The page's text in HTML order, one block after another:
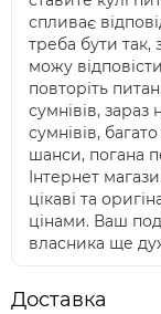
спливає
треба бути так,
можу
повторіть
сумнівів, зараз
сумнівів,
шанси, погана
Інтернет
цікаві та
цінами. Ваш
власника ще
Доставка